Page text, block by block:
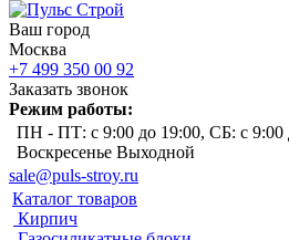
Ваш город
Москва
+7 499 350 00 92
Заказать звонок
Режим работы:
ПН - ПТ: с 9:00 до 19:00, СБ: с 9:00
Воскресенье Выходной
sale@puls-stroy.ru
Каталог товаров
Кирпич